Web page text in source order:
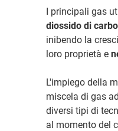
I principali gas
diossido di
inibendo la
loro proprietà e
L'impiego della
miscela di gas
diversi tipi di
al momento del